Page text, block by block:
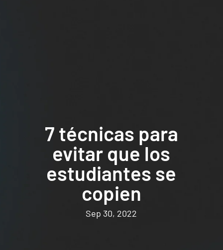
7 técnicas para
evitar que los
estudiantes se
copien
Sep 30, 2022